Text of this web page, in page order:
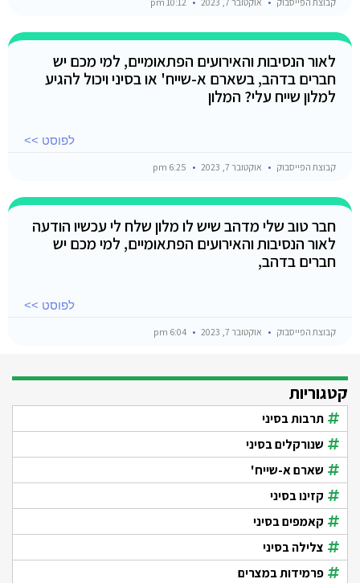
לאור הנסיבות והאירועים הפתאומיים, למי מכם יש
חברים בדהב, בשארם א-שייח' או בסיני ויכול להגיע
למלון שייח עלי? המלון
לפוסט >>
קבוצת הפייסבוק אוקטובר 7, 2023
חבר טוב שלי מדהב שיש לו מלון שלח לי עכשיו הודעה
לאור הנסיבות והאירועים הפתאומיים, למי מכם יש
חברים בדהב,
לפוסט >>
קבוצת הפייסבוק אוקטובר 7, 2023
קטגוריות
תרבות בסיני
שנורקלים בסיני
שארם א-שייח'
קזינו בסיני
קאמפים בסיני
צלילה בסיני
פרמידות במצרים